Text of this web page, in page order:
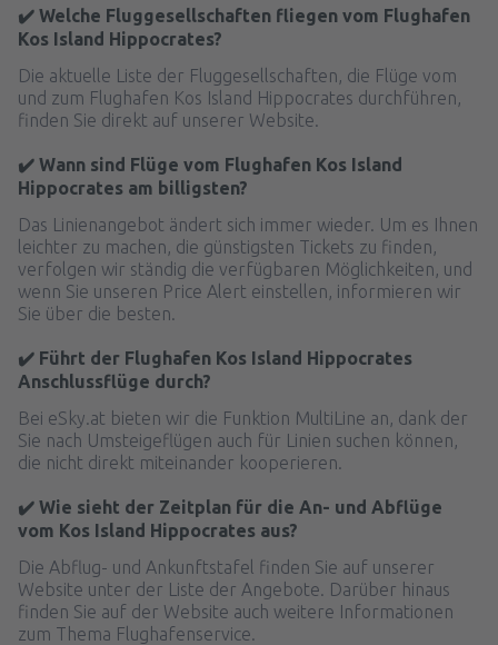
✔️ Welche Fluggesellschaften fliegen vom Flughafen
Kos Island Hippocrates?
Die aktuelle Liste der Fluggesellschaften, die Flüge vom
und zum Flughafen Kos Island Hippocrates durchführen,
finden Sie direkt auf unserer Website.
✔️ Wann sind Flüge vom Flughafen Kos Island
Hippocrates am billigsten?
Das Linienangebot ändert sich immer wieder. Um es Ihnen
leichter zu machen, die günstigsten Tickets zu finden,
verfolgen wir ständig die verfügbaren Möglichkeiten, und
wenn Sie unseren Price Alert einstellen, informieren wir
Sie über die besten.
✔️ Führt der Flughafen Kos Island Hippocrates
Anschlussflüge durch?
Bei eSky.at bieten wir die Funktion MultiLine an, dank der
Sie nach Umsteigeflügen auch für Linien suchen können,
die nicht direkt miteinander kooperieren.
✔️ Wie sieht der Zeitplan für die An- und Abflüge
vom Kos Island Hippocrates aus?
Die Abflug- und Ankunftstafel finden Sie auf unserer
Website unter der Liste der Angebote. Darüber hinaus
finden Sie auf der Website auch weitere Informationen
zum Thema Flughafenservice.